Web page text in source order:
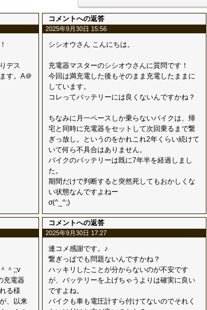
デス
す。A＠
コメントへの返答
2025年9月30日 15:56
シシオウさん こんにちは。
充電器マスターのシシオウさんに質問です！
今回は満充電した後もそのまま充電したままに
しています。
コレってバッテリーには良くないんですかね？
ちなみに月一ペースしか乗らないバイクは、帰
宅と同時に充電器をセットして次回乗るまで繋
ぎっ放し。というのをかれこれ2年くらい続けて
いて何ら不具合はありません。
バイクのバッテリーは既に7年半を経過しまし
た。
期間だけで判断すると突然死してもおかしくな
い状態なんですよねー
σ(^_^;)
＾;;v
充電器
る様
、以来
コメントへの返答
2025年9月30日 17:27
連コメ感謝です。♪
繋ぎっぱでも問題ないんですかね？
ハッキリしたことが分からないのが不安です
が、バッテリーを上げちゃうよりは確実に良い
ですよね。
バイクも車も電圧計すら付けてないのでそれく